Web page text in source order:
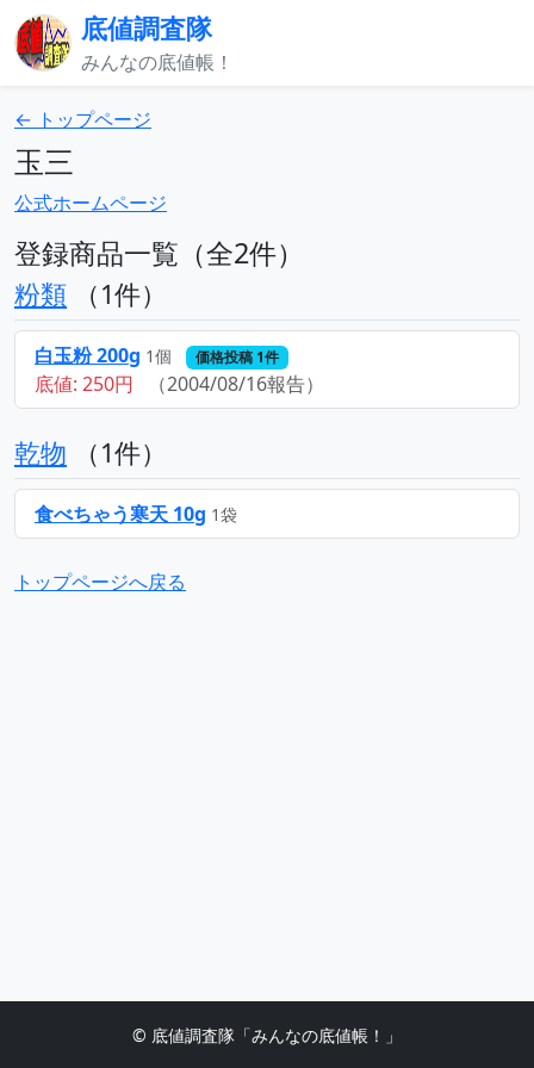
底値調査隊
みんなの底値帳！
← トップページ
玉三
公式ホームページ
登録商品一覧（全2件）
粉類 （1件）
白玉粉 200g 1個 価格投稿 1件
底値: 250円 （2004/08/16報告）
乾物 （1件）
食べちゃう寒天 10g 1袋
トップページへ戻る
© 底値調査隊「みんなの底値帳！」